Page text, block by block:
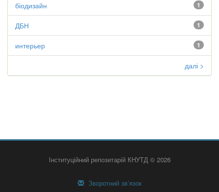
1
біодизайн
1
ДБН
1
интерьер
далі >
Інституційний репозитарій КНУТД © 2026
Зворотний зв’язок